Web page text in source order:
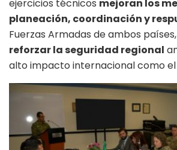
ejercicios técnicos mejoran los
planeación, coordinación y
Fuerzas Armadas de ambos
reforzar la seguridad regional
alto impacto internacional como el